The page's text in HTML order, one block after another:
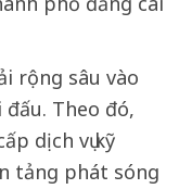
rộng sâu vào
Theo đó,
dịch vụ kỹ
tảng phát sóng